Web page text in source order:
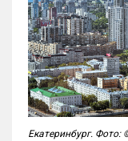
Екатеринбург.